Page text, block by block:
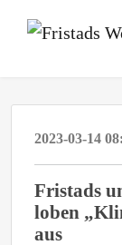
2023-03-14
Fristads
loben
aus